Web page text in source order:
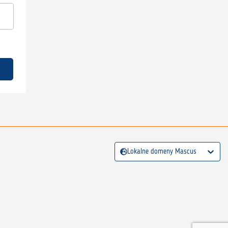
Lokalne domeny Mascus